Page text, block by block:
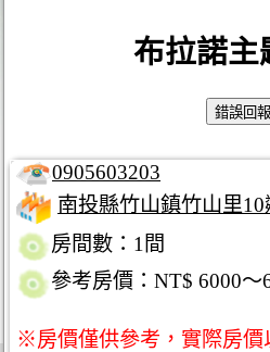
布拉諾主
0905603203
南投縣竹山鎮竹山里
房間數：1間
參考房價：NT$ 6000～
※房價僅供參考，實際房